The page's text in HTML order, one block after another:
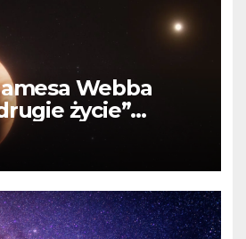
Webba
życie”
wokół